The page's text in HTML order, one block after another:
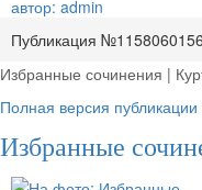
Публикация №1158060156
Избранные сочинения |
Полная версия публикации
Избранные